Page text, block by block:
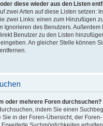
diese wieder aus den Listen
zwei Arten auf diese Listen setzen:
zwei Links: einen zum Hinzufügen
Ignorieren des Benutzers. Außerdem
Benutzer zu den Listen
An gleicher Stelle können
oder mehrere Foren durchsuchen?
indem Sie einen
in der Foren-Übersicht, der